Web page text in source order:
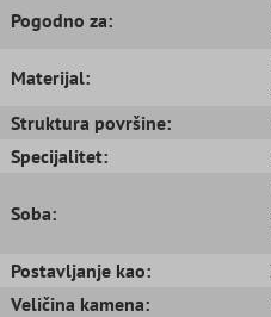
Pogodno za:
Materijal:
Struktura površine:
Specijalitet:
Soba:
Postavljanje kao:
Veličina kamena: